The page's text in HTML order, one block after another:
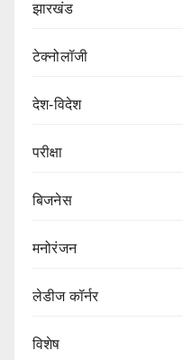
झारखंड
टेक्नोलॉजी
देश-विदेश
परीक्षा
बिजनेस
मनोरंजन
लेडीज कॉर्नर
विशेष